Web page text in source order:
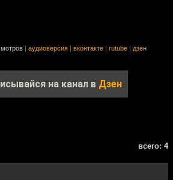
аудиоверсия вконтакте rutube дзен
на канал в Дзен
всего: 4